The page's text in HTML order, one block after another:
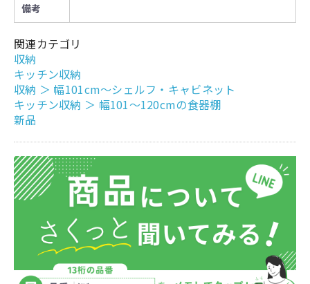
備考
関連カテゴリ
収納
キッチン収納
収納 ＞ 幅101cm～シェルフ・キャビネット
キッチン収納 ＞ 幅101～120cmの食器棚
新品